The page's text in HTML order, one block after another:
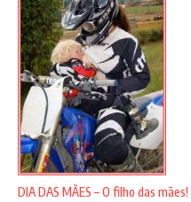
DIA DAS MÃES – O filho das mães!